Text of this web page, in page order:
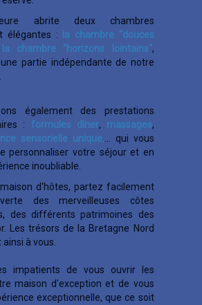
abrite deux chambres
élégantes :
la chambre "douces
la chambre "horizons lointains",
partie indépendante de notre
également des prestations
: formules dîner, massages,
sensorielle unique, ... qui vous
personnaliser votre séjour et en
inoubliable.
d'hôtes, partez facilement
des merveilleuses côtes
des différents patrimoines des
Les trésors de la Bretagne Nord
à vous.
impatients de vous ouvrir les
maison d'exception et de vous
exceptionnelle, que ce soit